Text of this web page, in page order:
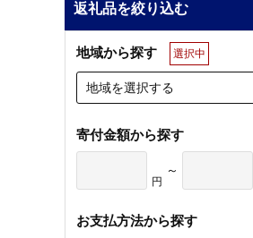
返礼品を絞り込む
地域から探す 選択中
地域を選択する
寄付金額から探す
円
～
お支払方法から探す